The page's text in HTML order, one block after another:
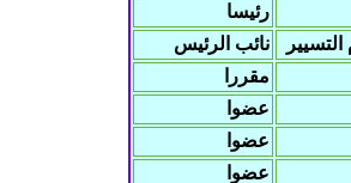
رئيسا
نائب الرئيس
مقررا
عضوا
عضوا
عضوا